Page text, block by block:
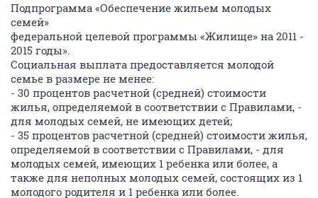
Подпрограмма «Обеспечение жильем молодых
семей»
федеральной целевой программы «Жилище» на 2011 -
2015 годы».
Социальная выплата предоставляется молодой
семье в размере не менее:
- 30 процентов расчетной (средней) стоимости
жилья, определяемой в соответствии с Правилами, -
для молодых семей, не имеющих детей;
- 35 процентов расчетной (средней) стоимости жилья,
определяемой в соответствии с Правилами, - для
молодых семей, имеющих 1 ребенка или более, а
также для неполных молодых семей, состоящих из 1
молодого родителя и 1 ребенка или более.